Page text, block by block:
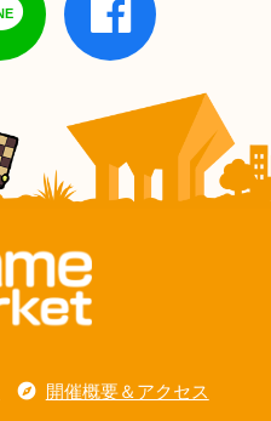
開催概要＆アクセス